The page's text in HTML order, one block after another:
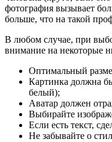
фотография вызывает
больше, что на такой
В любом случае, при
внимание на некоторые
Оптимальный
Картинка должна
белый);
Аватар должен
Выбирайте
Если есть текст,
Не забывайте о